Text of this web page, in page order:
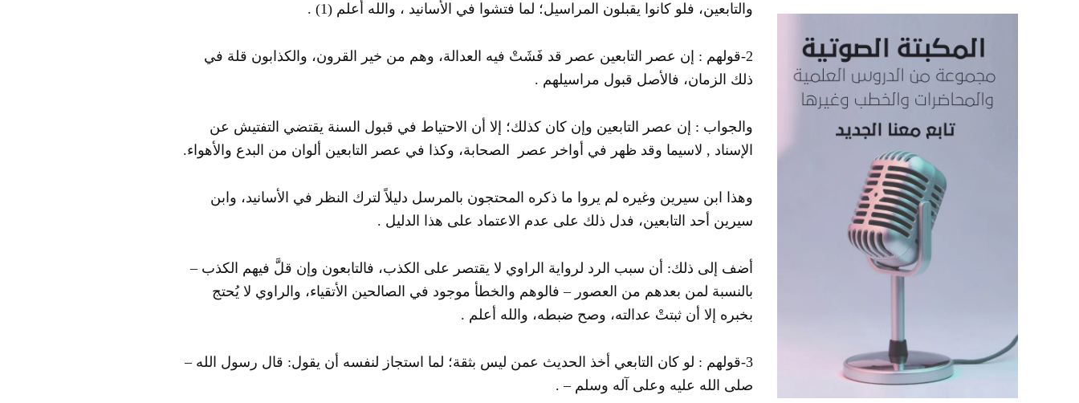
والتابعين، فلو كانوا يقبلون المراسيل؛ لما فتشوا في الأسانيد ، والله أعلم (1)
.
2-قولهم : إن عصر التابعين عصر قد فَشَتْ فيه العدالة، وهم من خير القرون، والكذابون قلة في
ذلك الزمان، فالأصل قبول مراسيلهم .
والجواب : إن عصر التابعين وإن كان كذلك؛ إلا أن الاحتياط في قبول السنة يقتضي التفتيش عن
الإسناد , لاسيما وقد ظهر في أواخر عصر الصحابة، وكذا في عصر التابعين ألوان من البدع والأهواء.
وهذا ابن سيرين وغيره لم يروا ما ذكره المحتجون بالمرسل دليلاً لترك النظر في الأسانيد، وابن
سيرين أحد التابعين، فدل ذلك على عدم الاعتماد على هذا الدليل .
أضف إلى ذلك: أن سبب الرد لرواية الراوي لا يقتصر على الكذب، فالتابعون وإن قلَّ فيهم الكذب –
بالنسبة لمن بعدهم من العصور – فالوهم والخطأ موجود في الصالحين الأتقياء، والراوي لا يُحتج
بخبره إلا أن ثبتتْ عدالته، وصح ضبطه، والله أعلم .
3-قولهم : لو كان التابعي أخذ الحديث عمن ليس بثقة؛ لما استجاز لنفسه أن يقول: قال رسول الله –
صلى الله عليه وعلى آله وسلم – .